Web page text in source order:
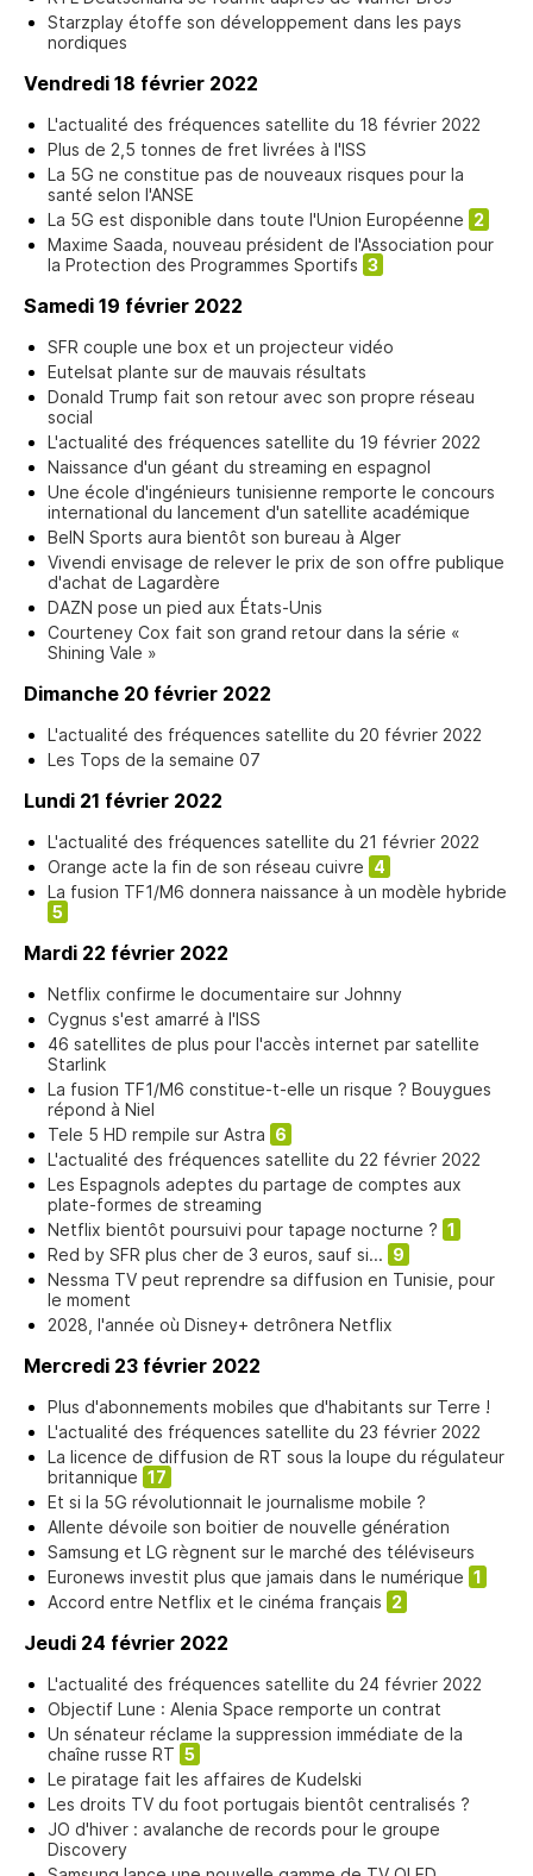
Starzplay étoffe son développement dans les pays
nordiques
Vendredi 18 février 2022
L'actualité des fréquences satellite du 18 février 2022
Plus de 2,5 tonnes de fret livrées à l'ISS
La 5G ne constitue pas de nouveaux risques pour la
santé selon l'ANSE
La 5G est disponible dans toute l'Union Européenne 2
Maxime Saada, nouveau président de l'Association pour
la Protection des Programmes Sportifs 3
Samedi 19 février 2022
SFR couple une box et un projecteur vidéo
Eutelsat plante sur de mauvais résultats
Donald Trump fait son retour avec son propre réseau
social
L'actualité des fréquences satellite du 19 février 2022
Naissance d'un géant du streaming en espagnol
Une école d'ingénieurs tunisienne remporte le concours
international du lancement d'un satellite académique
BeIN Sports aura bientôt son bureau à Alger
Vivendi envisage de relever le prix de son offre publique
d'achat de Lagardère
DAZN pose un pied aux États-Unis
Courteney Cox fait son grand retour dans la série «
Shining Vale »
Dimanche 20 février 2022
L'actualité des fréquences satellite du 20 février 2022
Les Tops de la semaine 07
Lundi 21 février 2022
L'actualité des fréquences satellite du 21 février 2022
Orange acte la fin de son réseau cuivre 4
La fusion TF1/M6 donnera naissance à un modèle hybride
5
Mardi 22 février 2022
Netflix confirme le documentaire sur Johnny
Cygnus s'est amarré à l'ISS
46 satellites de plus pour l'accès internet par satellite
Starlink
La fusion TF1/M6 constitue-t-elle un risque ? Bouygues
répond à Niel
Tele 5 HD rempile sur Astra 6
L'actualité des fréquences satellite du 22 février 2022
Les Espagnols adeptes du partage de comptes aux
plate-formes de streaming
Netflix bientôt poursuivi pour tapage nocturne ? 1
Red by SFR plus cher de 3 euros, sauf si... 9
Nessma TV peut reprendre sa diffusion en Tunisie, pour
le moment
2028, l'année où Disney+ detrônera Netflix
Mercredi 23 février 2022
Plus d'abonnements mobiles que d'habitants sur Terre !
L'actualité des fréquences satellite du 23 février 2022
La licence de diffusion de RT sous la loupe du régulateur
britannique 17
Et si la 5G révolutionnait le journalisme mobile ?
Allente dévoile son boitier de nouvelle génération
Samsung et LG règnent sur le marché des téléviseurs
Euronews investit plus que jamais dans le numérique 1
Accord entre Netflix et le cinéma français 2
Jeudi 24 février 2022
L'actualité des fréquences satellite du 24 février 2022
Objectif Lune : Alenia Space remporte un contrat
Un sénateur réclame la suppression immédiate de la
chaîne russe RT 5
Le piratage fait les affaires de Kudelski
Les droits TV du foot portugais bientôt centralisés ?
JO d'hiver : avalanche de records pour le groupe
Discovery